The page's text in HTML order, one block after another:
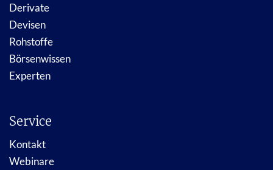
Derivate
Devisen
Rohstoffe
Börsenwissen
Experten
Service
Kontakt
Webinare